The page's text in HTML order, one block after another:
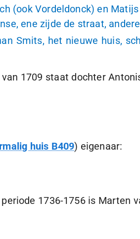
(ook Vordeldonck) en
, ene zijde de straat,
Smits, het nieuwe huis,
1709 staat dochter
huis B409) eigenaar:
1736-1756is Marten